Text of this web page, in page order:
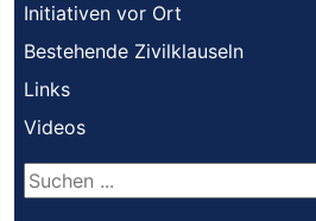
Initiativen vor Ort
Bestehende Zivilklauseln
Links
Videos
Suchen ...